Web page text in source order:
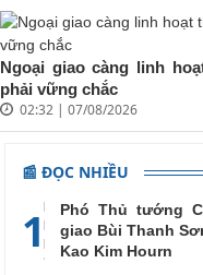
Ngoại giao càng linh
phải vững chắc
02:32 | 07/08/2026
📰 ĐỌC NHIỀU
1
Phó Thủ tướng
giao Bùi Thanh
Kao Kim Hourn